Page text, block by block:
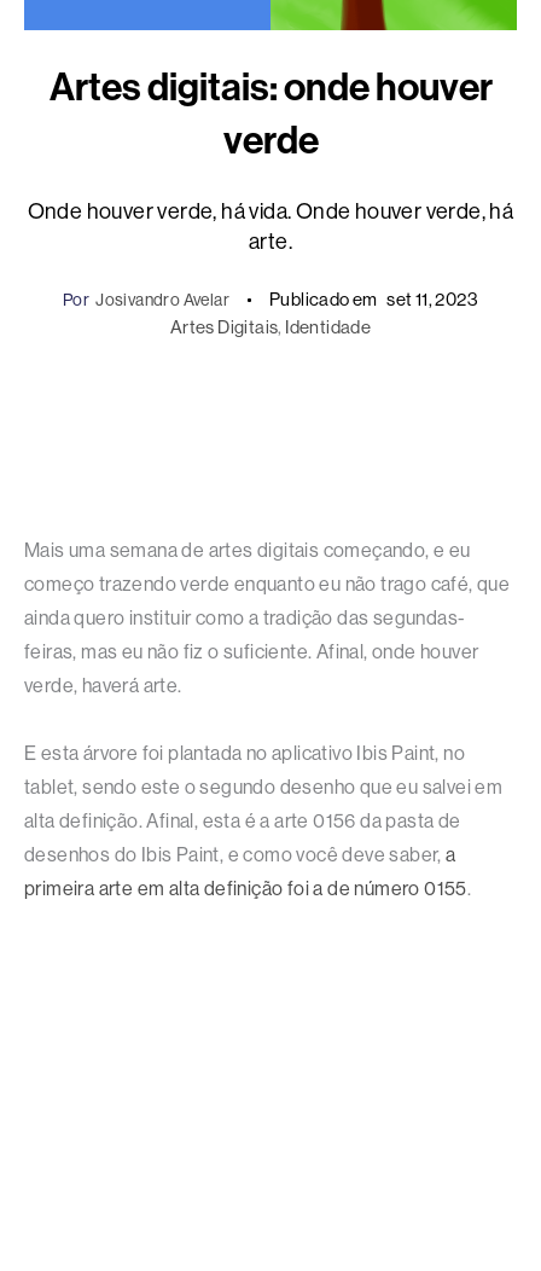
Artes digitais: onde houver
verde
Onde houver verde, há vida. Onde houver verde, há
arte.
Por Josivandro Avelar Publicado em set 11, 2023
Artes Digitais, Identidade
Mais uma semana de artes digitais começando, e eu
começo trazendo verde enquanto eu não trago café, que
ainda quero instituir como a tradição das segundas-
feiras, mas eu não fiz o suficiente. Afinal, onde houver
verde, haverá arte.
E esta árvore foi plantada no aplicativo Ibis Paint, no
tablet, sendo este o segundo desenho que eu salvei em
alta definição. Afinal, esta é a arte 0156 da pasta de
desenhos do Ibis Paint, e como você deve saber,a
primeira arte em alta definição foi a de número 0155.